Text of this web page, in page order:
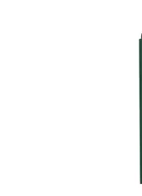
Čtyřhranné sloupky